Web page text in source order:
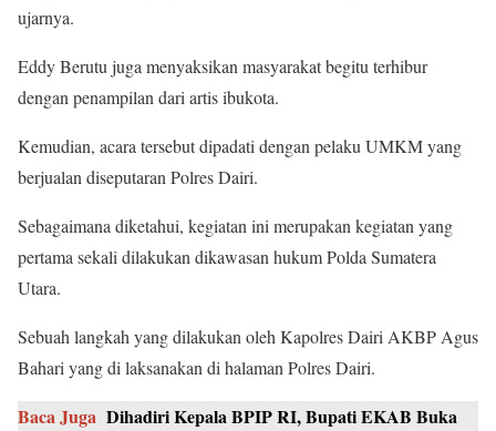
ujarnya.
Eddy Berutu juga menyaksikan masyarakat begitu terhibur
dengan penampilan dari artis ibukota.
Kemudian, acara tersebut dipadati dengan pelaku UMKM yang
berjualan diseputaran Polres Dairi.
Sebagaimana diketahui, kegiatan ini merupakan kegiatan yang
pertama sekali dilakukan dikawasan hukum Polda Sumatera
Utara.
Sebuah langkah yang dilakukan oleh Kapolres Dairi AKBP Agus
Bahari yang di laksanakan di halaman Polres Dairi.
Baca Juga Dihadiri Kepala BPIP RI, Bupati EKAB Buka